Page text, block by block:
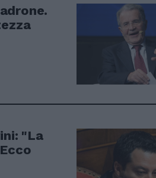
"La